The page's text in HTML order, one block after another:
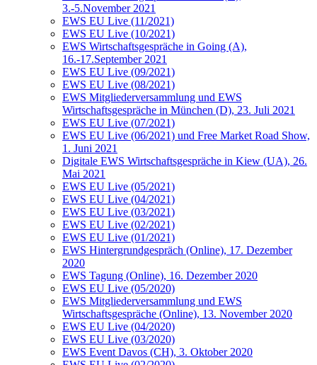
3.-5.November 2021
EWS EU Live (11/2021)
EWS EU Live (10/2021)
EWS Wirtschaftsgespräche in Going (A),
16.-17.September 2021
EWS EU Live (09/2021)
EWS EU Live (08/2021)
EWS Mitgliederversammlung und EWS
Wirtschaftsgespräche in München (D), 23. Juli 2021
EWS EU Live (07/2021)
EWS EU Live (06/2021) und Free Market Road Show,
1. Juni 2021
Digitale EWS Wirtschaftsgespräche in Kiew (UA), 26.
Mai 2021
EWS EU Live (05/2021)
EWS EU Live (04/2021)
EWS EU Live (03/2021)
EWS EU Live (02/2021)
EWS EU Live (01/2021)
EWS Hintergrundgespräch (Online), 17. Dezember
2020
EWS Tagung (Online), 16. Dezember 2020
EWS EU Live (05/2020)
EWS Mitgliederversammlung und EWS
Wirtschaftsgespräche (Online), 13. November 2020
EWS EU Live (04/2020)
EWS EU Live (03/2020)
EWS Event Davos (CH), 3. Oktober 2020